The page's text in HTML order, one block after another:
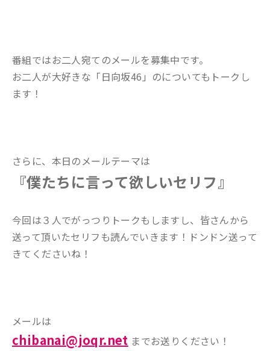
番組ではお二人宛てのメールを募集中です。
お二人が大好きな「日向坂46」のについてもトークし
ます！
さらに、本日のメールテーマは
『僕たちに言って欲しいセリフ』
今回は３人でがっつりトークもしますし、皆さんから
送って頂いたセリフも読んでいきます！ドンドン送って
きてくださいね！
メールは
chibanai@joqr.net までお送りください！